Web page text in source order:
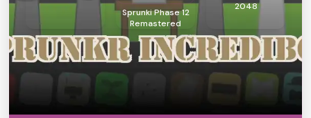
Sprunki Phase 12
Remastered
2048